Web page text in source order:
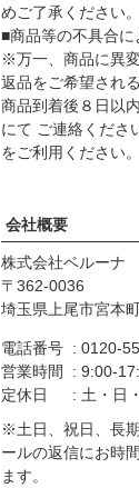
めご了承ください。
■商品等の不具合
※万一、商品に異
返品をご希望され
商品到着後８日以
にて ご連絡くださ
をご利用ください。
会社概要
株式会社ベルーナ
362-0036
埼玉県上尾市宮本
電話番号
0120-
営業時間
9:00-
定休日
土・日
※土日、祝日、長
ールの返信にお時
ます。